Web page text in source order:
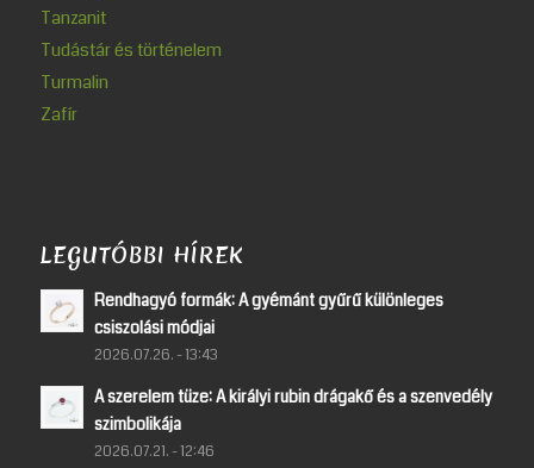
Tanzanit
Tudástár és történelem
Turmalin
Zafír
LEGUTÓBBI HÍREK
Rendhagyó formák: A gyémánt gyűrű különleges
csiszolási módjai
2026.07.26. - 13:43
A szerelem tüze: A királyi rubin drágakő és a szenvedély
szimbolikája
2026.07.21. - 12:46